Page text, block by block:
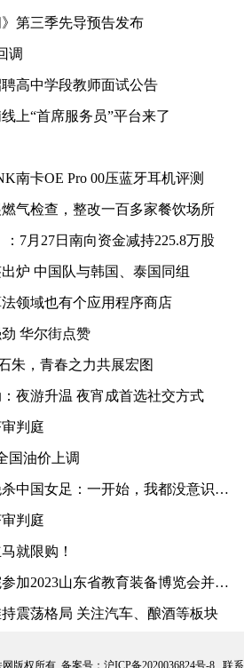
第三季先导预告发布
调
高中学段教师面试公告
上“首席服务员”平台来了
南卡OE Pro 00压蓝牙耳机评测
气检查，整改一百多家餐饮场所
7月27日南向资金减持225.8万股
炉 中国队与韩国、泰国同组
领域也有个应用程序商店
华尔街点赞
朱，青春之力共展宏图
夜游升温 夜宵成首选社交方式
判庭
国油价上调
撞大运！丹麦前锋谈绝杀中国女足：一开始，我都没意识到球进了
判庭
就限购！
山东城市建设职业学院参加2023山东省教育装备博览会并交流发言
震荡格局 关注汽车、酿酒等板块
版权所有 备案号： 沪ICP备2020036824号-8联系